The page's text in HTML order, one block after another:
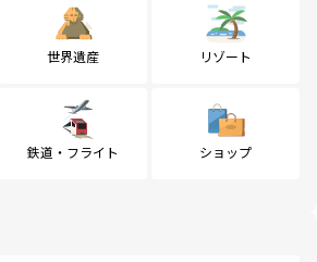
世界遺産 リゾート
鉄道・フライト ショップ